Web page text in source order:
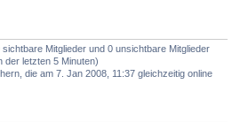
Mitglieder und 0 unsichtbare Mitglieder
der letzten 5 Minuten)
die am 7. Jan 2008, 11:37 gleichzeitig online